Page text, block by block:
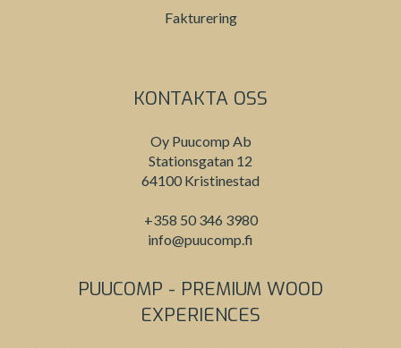
Fakturering
KONTAKTA OSS
Oy Puucomp Ab
Stationsgatan 12
64100 Kristinestad
+358 50 346 3980
info@puucomp.fi
PUUCOMP - PREMIUM WOOD
EXPERIENCES